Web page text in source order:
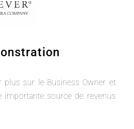
plus sur le Business Owner et
source de revenus